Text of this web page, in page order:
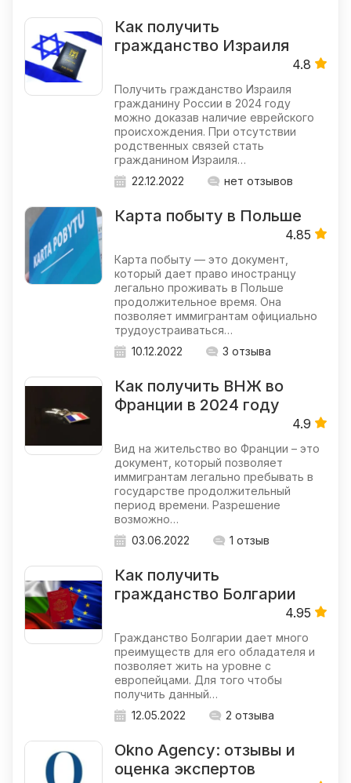
Как получить
гражданство Израиля
4.8
Получить гражданство Израиля
гражданину России в 2024 году
можно доказав наличие еврейского
происхождения. При отсутствии
родственных связей стать
гражданином Израиля…
22.12.2022
нет отзывов
Карта побыту в Польше
4.85
Карта побыту — это документ,
который дает право иностранцу
легально проживать в Польше
продолжительное время. Она
позволяет иммигрантам официально
трудоустраиваться…
10.12.2022
3 отзыва
Как получить ВНЖ во
Франции в 2024 году
4.9
Вид на жительство во Франции – это
документ, который позволяет
иммигрантам легально пребывать в
государстве продолжительный
период времени. Разрешение
возможно…
03.06.2022
1 отзыв
Как получить
гражданство Болгарии
4.95
Гражданство Болгарии дает много
преимуществ для его обладателя и
позволяет жить на уровне с
европейцами. Для того чтобы
получить данный…
12.05.2022
2 отзыва
Okno Agency: отзывы и
оценка экспертов